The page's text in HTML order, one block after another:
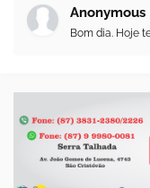
Anonymous
Bom dia. Hoje